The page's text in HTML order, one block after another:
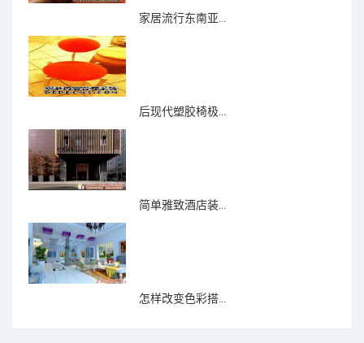
家居流行东南亚...
后现代塑胶椅极...
简单雅致酒店装...
怎样改变色彩搭...